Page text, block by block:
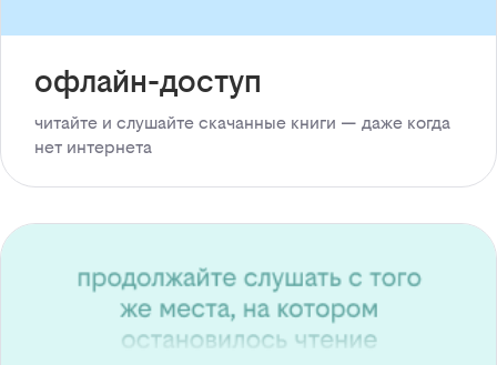
офлайн-доступ
читайте и слушайте скачанные книги — даже когда
нет интернета